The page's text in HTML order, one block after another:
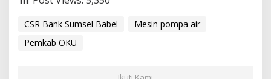
CSR Bank Sumsel Babel
Mesin pompa air
Pemkab OKU